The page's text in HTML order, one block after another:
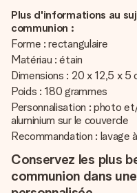
Plus d'informations au
communion :
Forme : rectangulaire
Matériau : étain
Dimensions : 20 x 12,5 x 5
Poids : 180 grammes
Personnalisation : photo
aluminium sur le couvercle
Recommandation : lavage
Conservez les plus
communion dans